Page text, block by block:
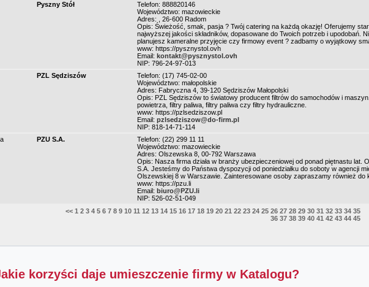
Pyszny Stół
Telefon: 888820146
Województwo: mazowieckie
Adres: , 26-600 Radom
Opis: Świeżość, smak, pasja ? Twój catering na każdą okazję! Oferujemy
najwyższej jakości składników, dopasowane do Twoich potrzeb i upodobań.
planujesz kameralne przyjęcie czy firmowy event ? zadbamy o wyjątkowy
www: https://pysznystol.ovh
Email: kontakt@pysznystol.ovh
NIP: 796-24-97-013
PZL Sędziszów
Telefon: (17) 745-02-00
Województwo: małopolskie
Adres: Fabryczna 4, 39-120 Sędziszów Małopolski
Opis: PZL Sędziszów to światowy producent filtrów do samochodów i
powietrza, filtry paliwa, filtry paliwa czy filtry hydrauliczne.
www: https://pzlsedziszow.pl
Email: pzlsedziszow@do-firm.pl
NIP: 818-14-71-114
PZU S.A.
Telefon: (22) 299 11 11
Województwo: mazowieckie
Adres: Olszewska 8, 00-792 Warszawa
Opis: Nasza firma działa w branży ubezpieczeniowej od ponad piętnastu lat.
S.A. Jesteśmy do Państwa dyspozycji od poniedziałku do soboty w agencji
Olszewskiej 8 w Warszawie. Zainteresowane osoby zapraszamy również do
www: https://pzu.li
Email: biuro@PZU.li
NIP: 526-02-51-049
<< 1 2 3 4 5 6 7 8 9 10 11 12 13 14 15 16 17 18 19 20 21 22 23 24 25 26 27 28 29 30 31 32 33 34 35
36 37 38 39 40 41 42 43 44 45
korzyści daje umieszczenie firmy w Katalogu?